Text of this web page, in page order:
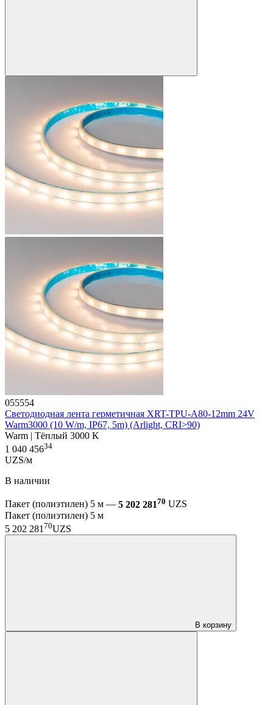
055554
Светодиодная лента герметичная XRT-TPU-A80-12mm 24V
Warm3000 (10 W/m, IP67, 5m) (Arlight, CRI>90)
Warm | Тёплый 3000 K
1 040 45634
UZS/м
В наличии
Пакет (полиэтилен) 5 м — 5 202 28170 UZS
Пакет (полиэтилен) 5 м
5 202 281 70UZS
В корзину